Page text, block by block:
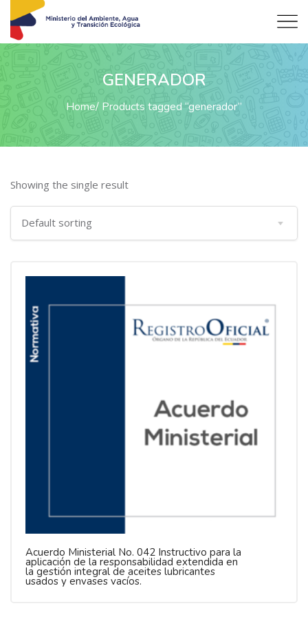
GENERADOR
Home Products tagged “generador”
Showing the single result
Acuerdo Ministerial No. 042 Instructivo para la
aplicación de la responsabilidad extendida en
la gestión integral de aceites lubricantes
usados y envases vacíos.